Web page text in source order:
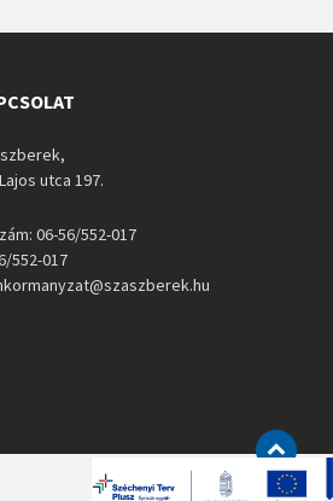
utca 197.
06-56/552-017
552-017